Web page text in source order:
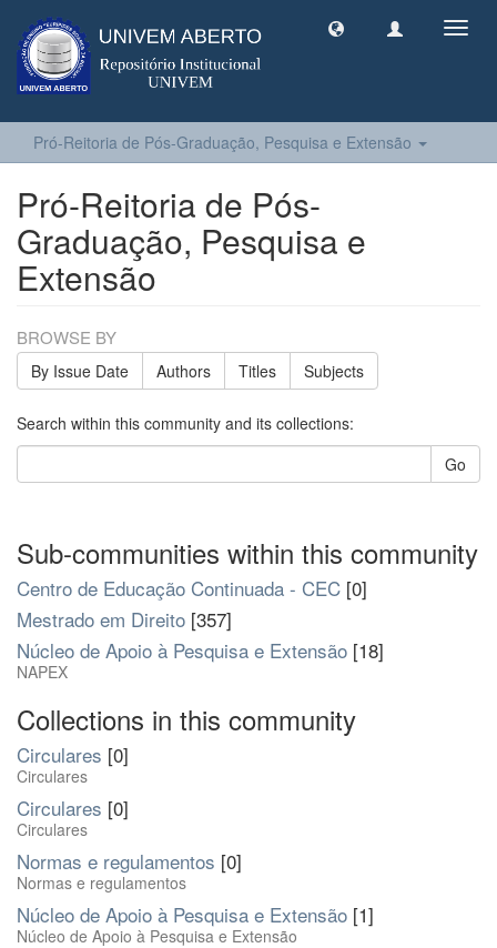
Pró-Reitoria de Pós-Graduação, Pesquisa e Extensão
Pró-Reitoria de Pós-
Graduação, Pesquisa e
Extensão
BROWSE BY
By Issue Date Authors Titles Subjects
Search within this community and its collections:
Go
Sub-communities within this community
Centro de Educação Continuada - CEC [0]
Mestrado em Direito [357]
Núcleo de Apoio à Pesquisa e Extensão [18]
NAPEX
Collections in this community
Circulares [0]
Circulares
Circulares [0]
Circulares
Normas e regulamentos [0]
Normas e regulamentos
Núcleo de Apoio à Pesquisa e Extensão [1]
Núcleo de Apoio à Pesquisa e Extensão